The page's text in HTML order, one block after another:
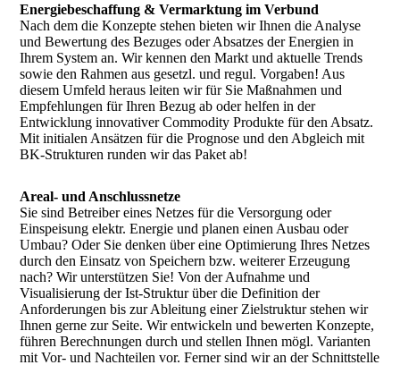
Energiebeschaffung & Vermarktung im Verbund
Nach dem die Konzepte stehen bieten wir Ihnen die Analyse
und Bewertung des Bezuges oder Absatzes der Energien in
Ihrem System an. Wir kennen den Markt und aktuelle Trends
sowie den Rahmen aus gesetzl. und regul. Vorgaben! Aus
diesem Umfeld heraus leiten wir für Sie Maßnahmen und
Empfehlungen für Ihren Bezug ab oder helfen in der
Entwicklung innovativer Commodity Produkte für den Absatz.
Mit initialen Ansätzen für die Prognose und den Abgleich mit
BK-Strukturen runden wir das Paket ab!
Areal- und Anschlussnetze
Sie sind Betreiber eines Netzes für die Versorgung oder
Einspeisung elektr. Energie und planen einen Ausbau oder
Umbau? Oder Sie denken über eine Optimierung Ihres Netzes
durch den Einsatz von Speichern bzw. weiterer Erzeugung
nach? Wir unterstützen Sie! Von der Aufnahme und
Visualisierung der Ist-Struktur über die Definition der
Anforderungen bis zur Ableitung einer Zielstruktur stehen wir
Ihnen gerne zur Seite. Wir entwickeln und bewerten Konzepte,
führen Berechnungen durch und stellen Ihnen mögl. Varianten
mit Vor- und Nachteilen vor. Ferner sind wir an der Schnittstelle